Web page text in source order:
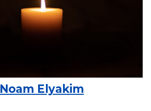
Noam Elyakim